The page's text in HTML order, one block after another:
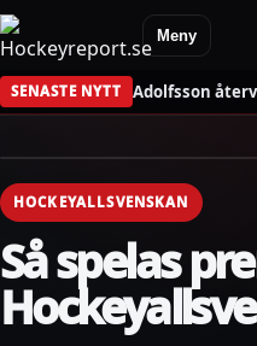
Meny
SENASTE NYTT Adolfsson
HOCKEYALLSVENSKAN
Så spelas